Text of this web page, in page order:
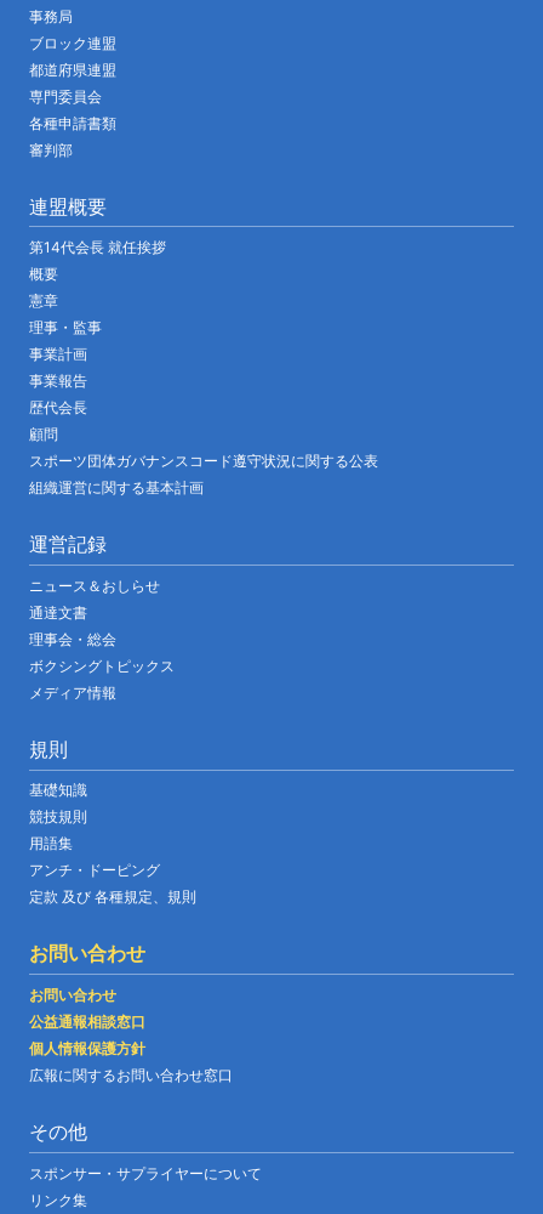
事務局
ブロック連盟
都道府県連盟
専門委員会
各種申請書類
審判部
連盟概要
第14代会長 就任挨拶
概要
憲章
理事・監事
事業計画
事業報告
歴代会長
顧問
スポーツ団体ガバナンスコード遵守状況に関する公表
組織運営に関する基本計画
運営記録
ニュース＆おしらせ
通達文書
理事会・総会
ボクシングトピックス
メディア情報
規則
基礎知識
競技規則
用語集
アンチ・ドーピング
定款 及び 各種規定、規則
お問い合わせ
お問い合わせ
公益通報相談窓口
個人情報保護方針
広報に関するお問い合わせ窓口
その他
スポンサー・サプライヤーについて
リンク集